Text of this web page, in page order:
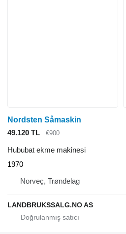
Nordsten Såmaskin
49.120 TL
€900
Hububat ekme makinesi
1970
Norveç, Trøndelag
LANDBRUKSSALG.NO AS